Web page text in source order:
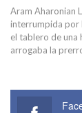
Aram Aharonian
interrumpida por
el tablero de una
arrogaba la